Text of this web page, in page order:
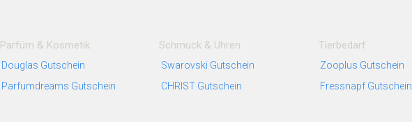
Parfüm & Kosmetik
Douglas Gutschein
Parfumdreams Gutschein
Schmuck & Uhren
Swarovski Gutschein
CHRIST Gutschein
Tierbedarf
Zooplus Gutschein
Fressnapf Gutschein